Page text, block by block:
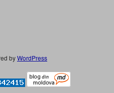
byWordPress